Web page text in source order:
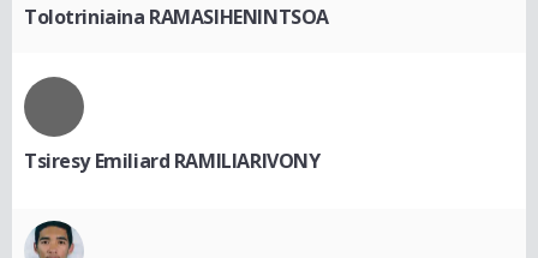
Tolotriniaina RAMASIHENINTSOA
Tsiresy Emiliard RAMILIARIVONY